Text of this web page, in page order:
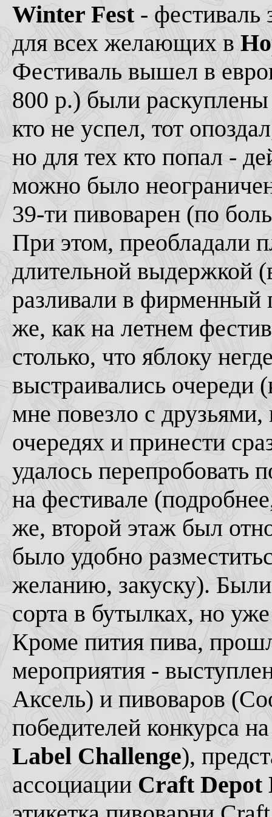
Winter Fest- фестиваль
для всех желающих в
Фестиваль вышел в
800 р.) были
кто не успел, тот
но для тех кто попал -
можно было
39-ти пивоварен (по
При этом, преобладали
длительной выдержкой
разливали в фирменный
же, как на летнем
столько, что яблоку
выстраивались очереди
мне повезло с
очередях и принести
удалось перепробовать
на фестивале
же, второй этаж был
было удобно
желанию, закуску).
сорта в бутылках, но
Кроме пития пива,
мероприятия -
Аксель) и пивоваров
победителей конкурса
Label Challenge),
ассоциацииCraft Depot